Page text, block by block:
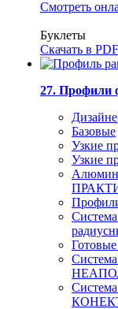
Смотреть
Буклеты
Скачать в PDF
27. Профили
Базовые
Узкие
Узкие